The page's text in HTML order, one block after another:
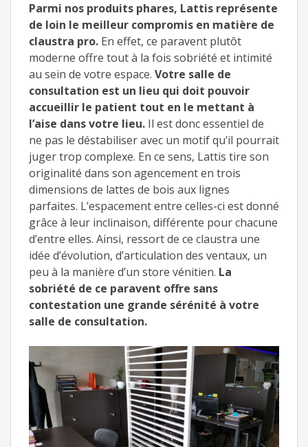
Parmi nos produits phares, Lattis représente
de loin le meilleur compromis en matière de
claustra pro.En effet, ce paravent plutôt
moderne offre tout à la fois sobriété et intimité
au sein de votre espace. Votre salle de
consultation est un lieu qui doit pouvoir
accueillir le patient tout en le mettant à
l’aise dans votre lieu.Il est donc essentiel de
ne pas le déstabiliser avec un motif qu’il pourrait
juger trop complexe. En ce sens, Lattis tire son
originalité dans son agencement en trois
dimensions de lattes de bois aux lignes
parfaites. L’espacement entre celles-ci est donné
grâce à leur inclinaison, différente pour chacune
d’entre elles. Ainsi, ressort de ce claustra une
idée d’évolution, d’articulation des ventaux, un
peu à la manière d’un store vénitien. La
sobriété de ce paravent offre sans
contestation une grande sérénité à votre
salle de consultation.